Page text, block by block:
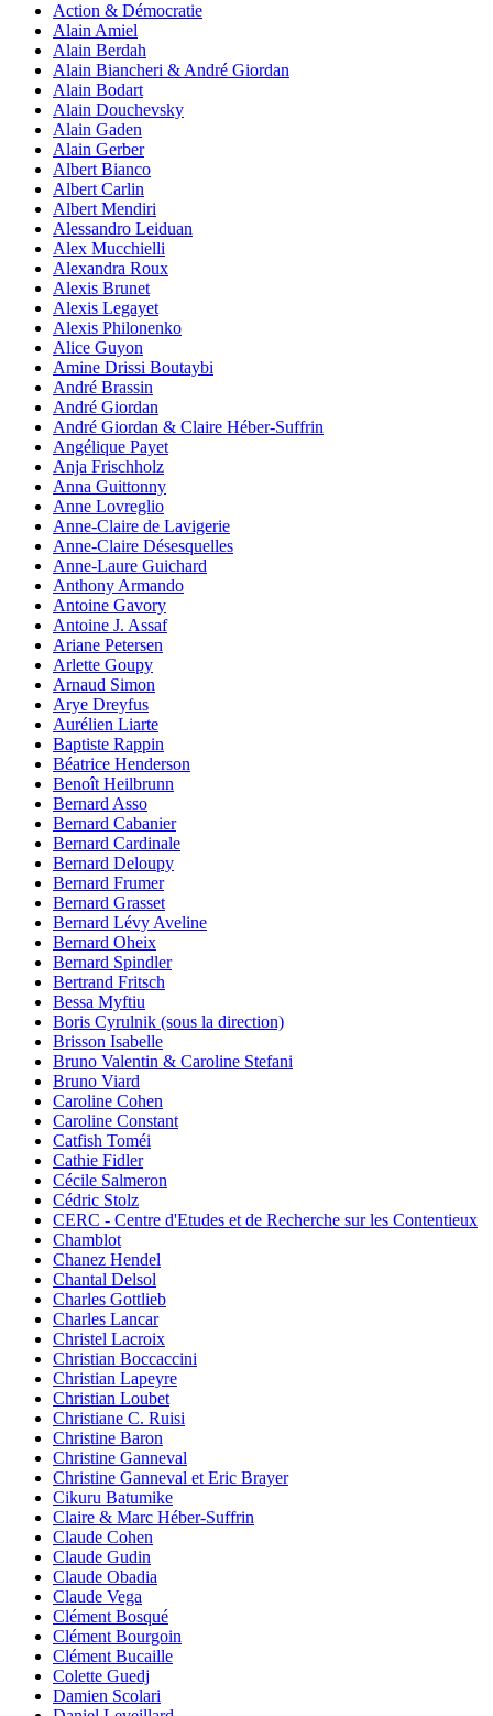
Action & Démocratie
Alain Amiel
Alain Berdah
Alain Biancheri & André Giordan
Alain Bodart
Alain Douchevsky
Alain Gaden
Alain Gerber
Albert Bianco
Albert Carlin
Albert Mendiri
Alessandro Leiduan
Alex Mucchielli
Alexandra Roux
Alexis Brunet
Alexis Legayet
Alexis Philonenko
Alice Guyon
Amine Drissi Boutaybi
André Brassin
André Giordan
André Giordan & Claire Héber-Suffrin
Angélique Payet
Anja Frischholz
Anna Guittonny
Anne Lovreglio
Anne-Claire de Lavigerie
Anne-Claire Désesquelles
Anne-Laure Guichard
Anthony Armando
Antoine Gavory
Antoine J. Assaf
Ariane Petersen
Arlette Goupy
Arnaud Simon
Arye Dreyfus
Aurélien Liarte
Baptiste Rappin
Béatrice Henderson
Benoît Heilbrunn
Bernard Asso
Bernard Cabanier
Bernard Cardinale
Bernard Deloupy
Bernard Frumer
Bernard Grasset
Bernard Lévy Aveline
Bernard Oheix
Bernard Spindler
Bertrand Fritsch
Bessa Myftiu
Boris Cyrulnik (sous la direction)
Brisson Isabelle
Bruno Valentin & Caroline Stefani
Bruno Viard
Caroline Cohen
Caroline Constant
Catfish Toméi
Cathie Fidler
Cécile Salmeron
Cédric Stolz
CERC - Centre d'Etudes et de Recherche sur les Contentieux
Chamblot
Chanez Hendel
Chantal Delsol
Charles Gottlieb
Charles Lancar
Christel Lacroix
Christian Boccaccini
Christian Lapeyre
Christian Loubet
Christiane C. Ruisi
Christine Baron
Christine Ganneval
Christine Ganneval et Eric Brayer
Cikuru Batumike
Claire & Marc Héber-Suffrin
Claude Cohen
Claude Gudin
Claude Obadia
Claude Vega
Clément Bosqué
Clément Bourgoin
Clément Bucaille
Colette Guedj
Damien Scolari